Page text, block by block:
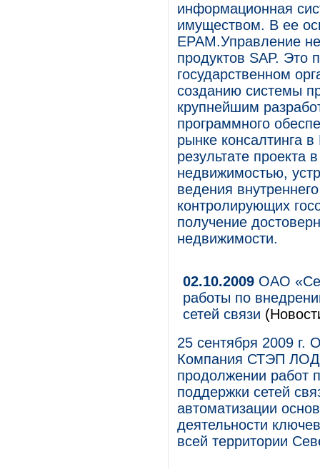
информационная
имуществом. В ее
EPAM.Управление
продуктов SAP. Это
государственном
созданию системы
крупнейшим
программного
рынке консалтинга
результате проекта
недвижимостью,
ведения
контролирующих
получение
недвижимости.
02.10.2009 ОАО
работы по
сетей связи
25 сентября 2009
Компания СТЭП
продолжении работ
поддержки сетей
автоматизации
деятельности
всей территории